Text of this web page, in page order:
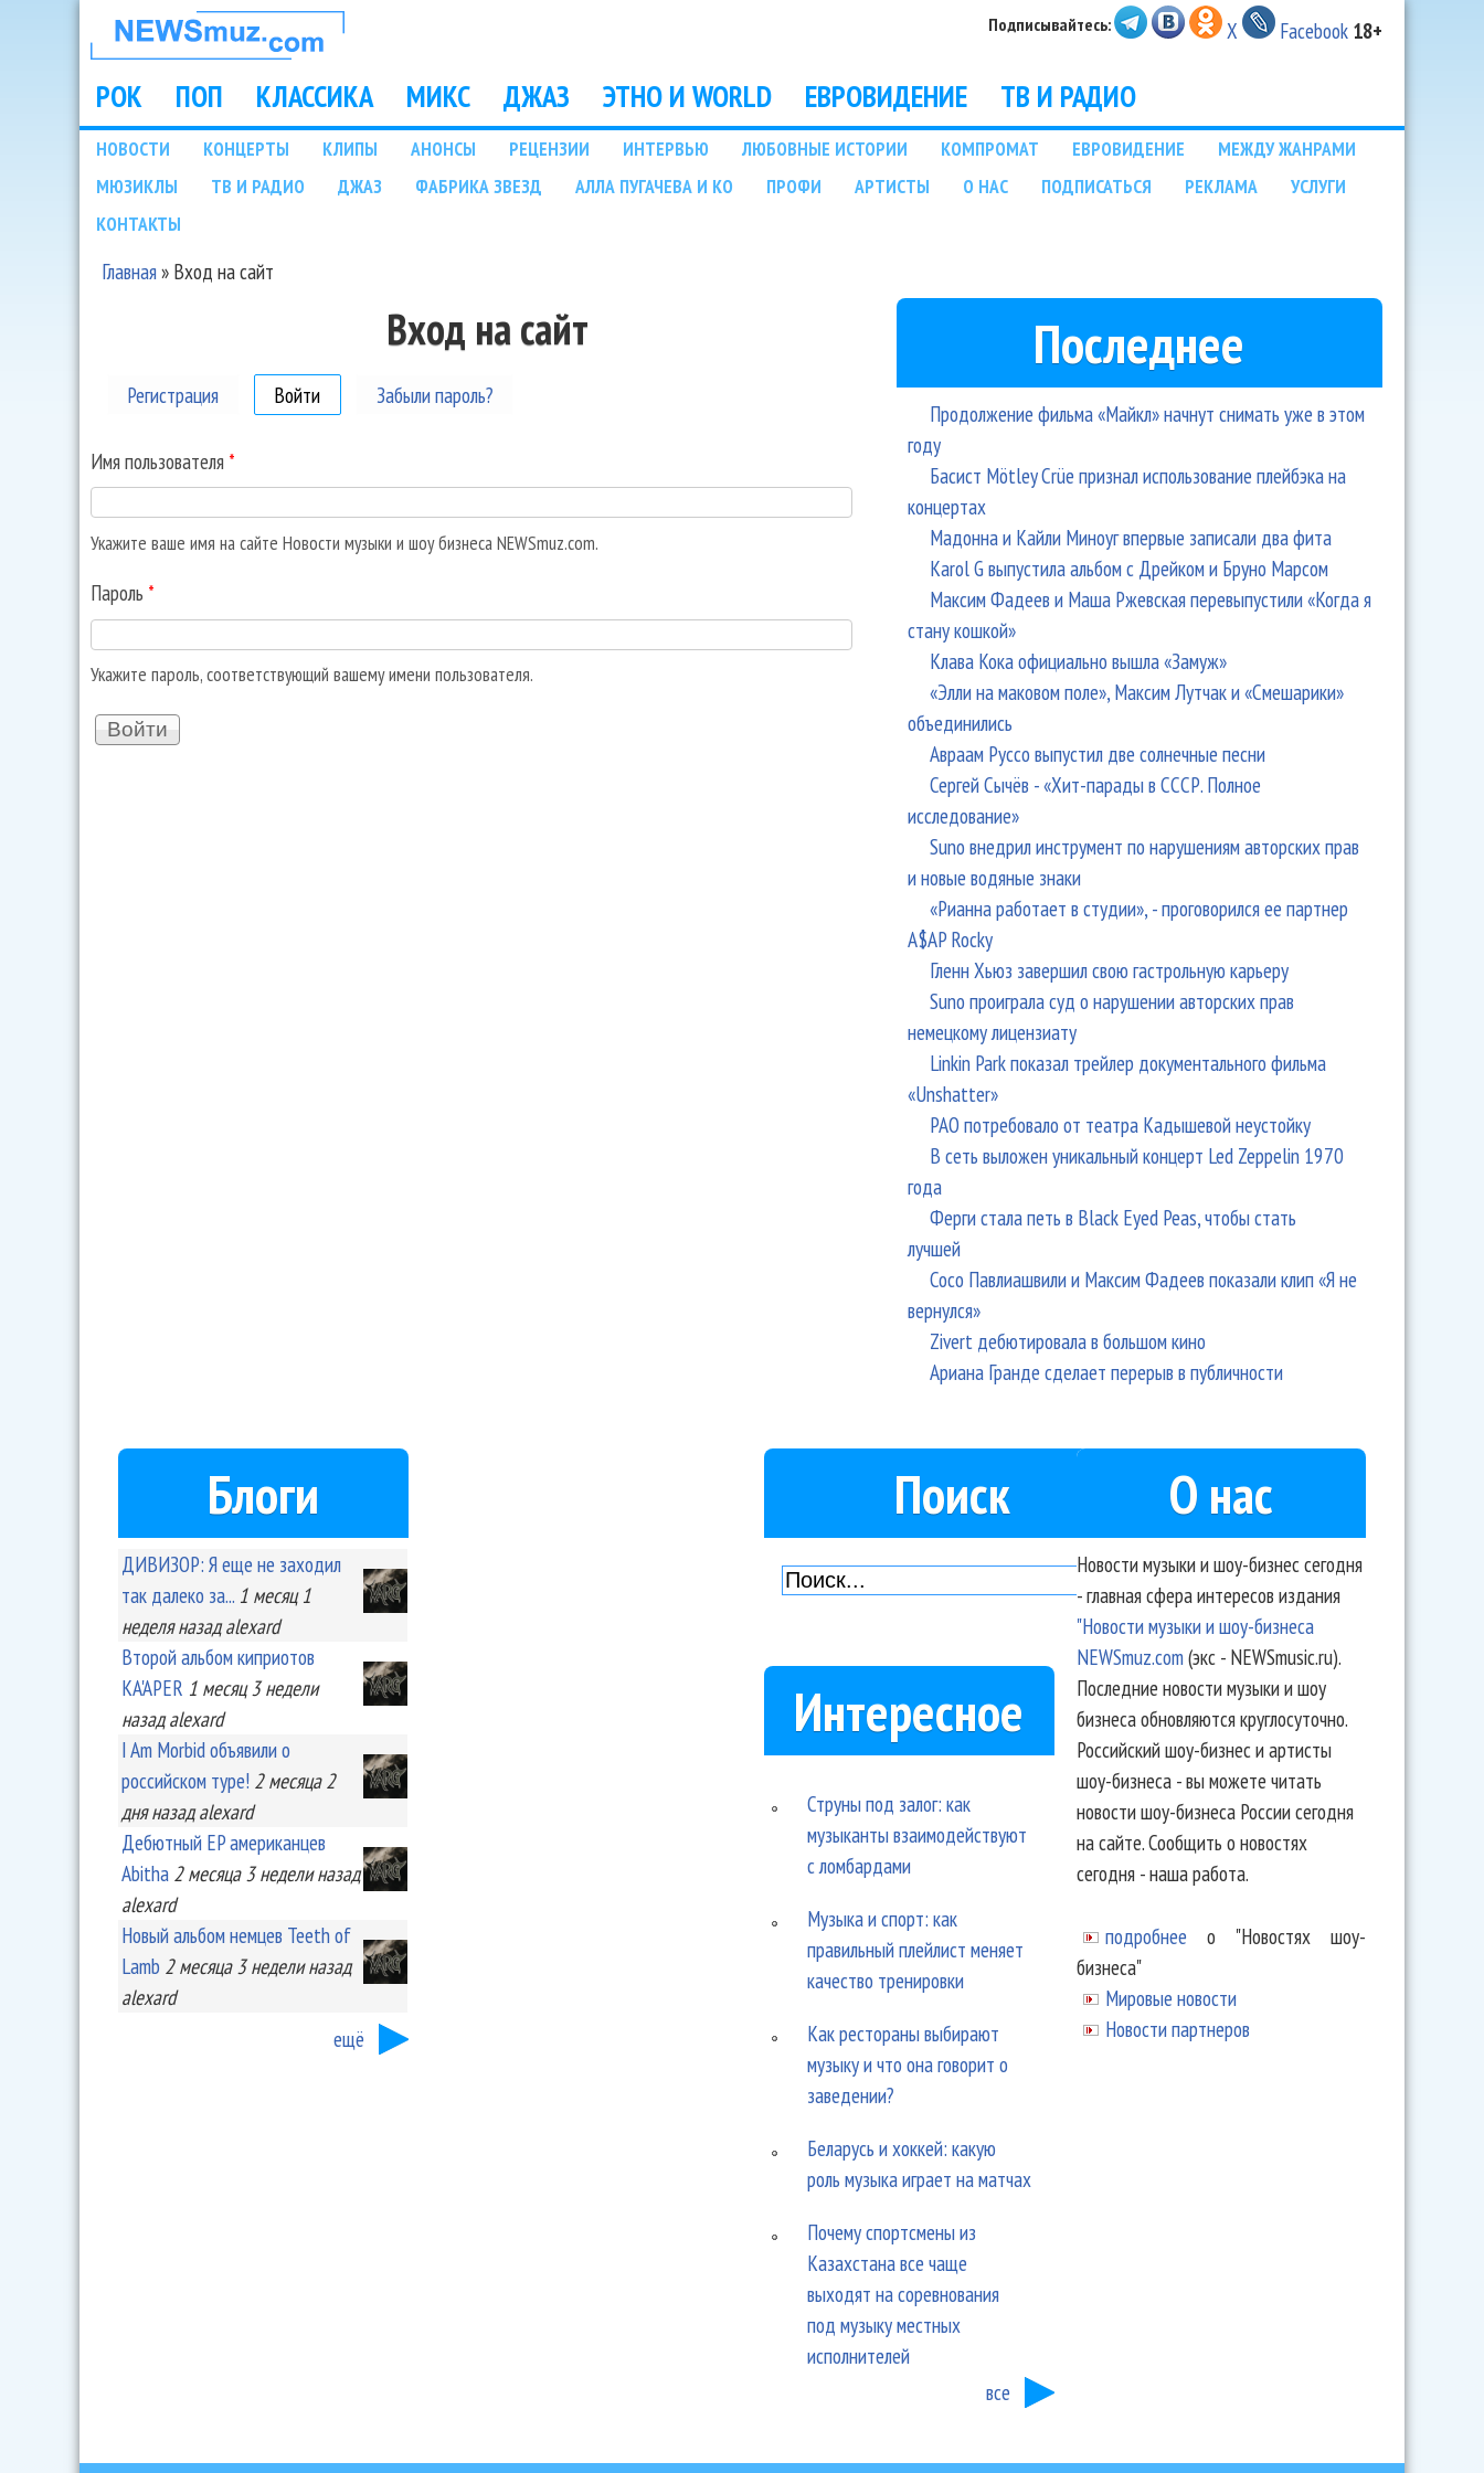
НОВОСТИ
МУЗЫКИ И
ШОУ БИЗНЕСА
NEWSMUZ.COM
Подписывайтесь: X Facebook 18+
Main menu
РОК ПОП КЛАССИКА МИКС ДЖАЗ ЭТНО И WORLD ЕВРОВИДЕНИЕ ТВ И РАДИО
Подразделы
НОВОСТИ КОНЦЕРТЫ КЛИПЫ АНОНСЫ РЕЦЕНЗИИ ИНТЕРВЬЮ ЛЮБОВНЫЕ ИСТОРИИ КОМПРОМАТ ЕВРОВИДЕНИЕ
МЕЖДУ ЖАНРАМИ
МЮЗИКЛЫ
ТВ И РАДИО ДЖАЗ ФАБРИКА ЗВЕЗД АЛЛА ПУГАЧЕВА И КО ПРОФИ АРТИСТЫ О НАС ПОДПИСАТЬСЯ РЕКЛАМА
УСЛУГИ
КОНТАКТЫ
Вы здесь
Главная» Вход на сайт
Вход на сайт
Регистрация Войти (активная вкладка)
Забыли пароль?
Имя пользователя *
Укажите ваше имя на сайте Новости музыки и шоу бизнеса NEWSmuz.com.
Пароль *
Укажите пароль, соответствующий вашему имени пользователя.
Последнее
Продолжение фильма «Майкл» начнут снимать уже в этом
году
Басист Mötley Crüe признал использование плейбэка на
концертах
Мадонна и Кайли Миноуг впервые записали два фита
Karol G выпустила альбом с Дрейком и Бруно Марсом
Максим Фадеев и Маша Ржевская перевыпустили «Когда я
стану кошкой»
Клава Кока официально вышла «Замуж»
«Элли на маковом поле», Максим Лутчак и «Смешарики»
объединились
Авраам Руссо выпустил две солнечные песни
Сергей Сычёв - «Хит-парады в СССР. Полное
исследование»
Suno внедрил инструмент по нарушениям авторских прав
и новые водяные знаки
«Рианна работает в студии», - проговорился ее партнер
A$AP Rocky
Гленн Хьюз завершил свою гастрольную карьеру
Suno проиграла суд о нарушении авторских прав
немецкому лицензиату
Linkin Park показал трейлер документального фильма
«Unshatter»
РАО потребовало от театра Кадышевой неустойку
В сеть выложен уникальный концерт Led Zeppelin 1970
года
Ферги стала петь в Black Eyed Peas, чтобы стать
лучшей
Сосо Павлиашвили и Максим Фадеев показали клип «Я не
вернулся»
Zivert дебютировала в большом кино
Ариана Гранде сделает перерыв в публичности
Блоги
ДИВИЗОР: Я еще не заходил
так далеко за... 1 месяц 1
неделяназад alexard
Второй альбом киприотов
KA'APER 1 месяц 3 недели
назад alexard
I Am Morbid объявили о
российском туре! 2 месяца 2
дняназад alexard
Дебютный EP американцев
Abitha 2 месяца 3 неделиназад
alexard
Новый альбом немцев Teeth of
Lamb 2 месяца 3 неделиназад
alexard
ещё
Поиск
Интересное
Струны под залог: как
музыканты взаимодействуют
с ломбардами
Музыка и спорт: как
правильный плейлист меняет
качество тренировки
Как рестораны выбирают
музыку и что она говорит о
заведении?
Беларусь и хоккей: какую
роль музыка играет на матчах
Почему спортсмены из
Казахстана все чаще
выходят на соревнования
под музыку местных
исполнителей
все
О нас
Новости музыки и шоу-бизнес сегодня
- главная сфера интересов издания
"Новости музыки и шоу-бизнеса
NEWSmuz.com(экс - NEWSmusic.ru).
Последние новости музыки и шоу
бизнеса обновляются круглосуточно.
Российский шоу-бизнес и артисты
шоу-бизнеса - вы можете читать
новости шоу-бизнеса России сегодня
на сайте. Сообщить о новостях
сегодня - наша работа.
подробнее о "Новостях шоу-
бизнеса"
Мировые новости
Новости партнеров